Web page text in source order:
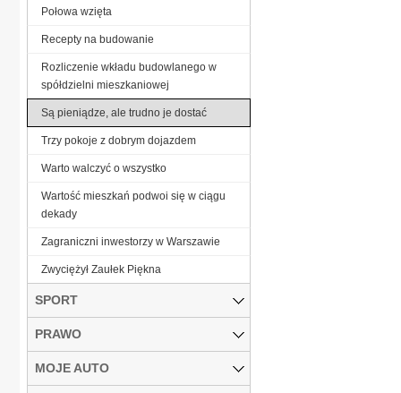
Połowa wzięta
Recepty na budowanie
Rozliczenie wkładu budowlanego w
spółdzielni mieszkaniowej
Są pieniądze, ale trudno je dostać
Trzy pokoje z dobrym dojazdem
Warto walczyć o wszystko
Wartość mieszkań podwoi się w ciągu
dekady
Zagraniczni inwestorzy w Warszawie
Zwyciężył Zaułek Piękna
SPORT
PRAWO
MOJE AUTO